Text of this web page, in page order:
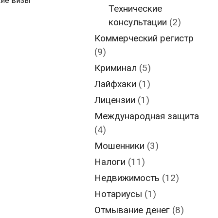
Технические
консультации (2)
Коммерческий регистр
(9)
Криминал (5)
Лайфхаки (1)
Лицензии (1)
Международная защита
(4)
Мошенники (3)
Налоги (11)
Недвижимость (12)
Нотариусы (1)
Отмывание денег (8)